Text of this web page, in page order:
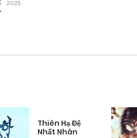
Tháng 9 27, 2025
2025
Thiên Hạ Đệ
Nhất Nhân